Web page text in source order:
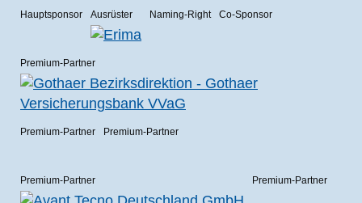
Hauptsponsor Ausrüster Naming-Right Co-Sponsor
Premium-Partner
Premium-Partner Premium-Partner
Premium-Partner Premium-Partner